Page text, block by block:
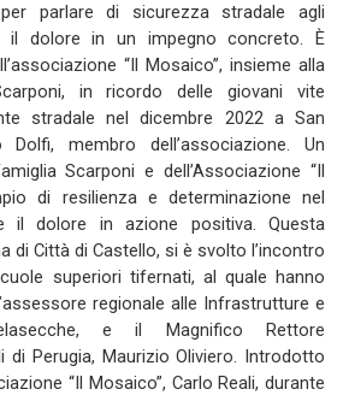
parlare di sicurezza stradale agli
il dolore in un impegno concreto. È
“Il Mosaico”, insieme alla
in ricordo delle giovani vite
stradale nel dicembre 2022 a San
membro dell’associazione. Un
Scarponi e dell’Associazione “Il
di resilienza e determinazione nel
il dolore in azione positiva. Questa
di Città di Castello, si è svolto l’incontro
superiori tifernati, al quale hanno
regionale alle Infrastrutture e
e il Magnifico Rettore
di Perugia, Maurizio Oliviero. Introdotto
“Il Mosaico”, Carlo Reali, durante